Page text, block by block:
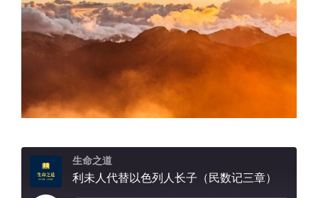
生命之道
利未人代替以色列人长子（民数记三章）